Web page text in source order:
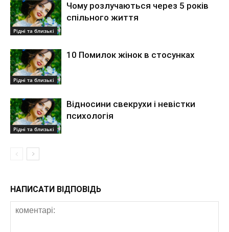
Рідні та близькі
Чому розлучаються через 5 років
спільного життя
Рідні та близькі
10 Помилок жінок в стосунках
Рідні та близькі
Відносини свекрухи і невістки
психологія
НАПИСАТИ ВІДПОВІДЬ